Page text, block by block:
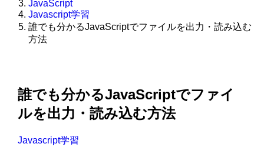
JavaScript
Javascript学習
誰でも分かるJavaScriptでファイルを出力・読み込む
方法
誰でも分かるJavaScriptでファイ
ルを出力・読み込む方法
Javascript学習